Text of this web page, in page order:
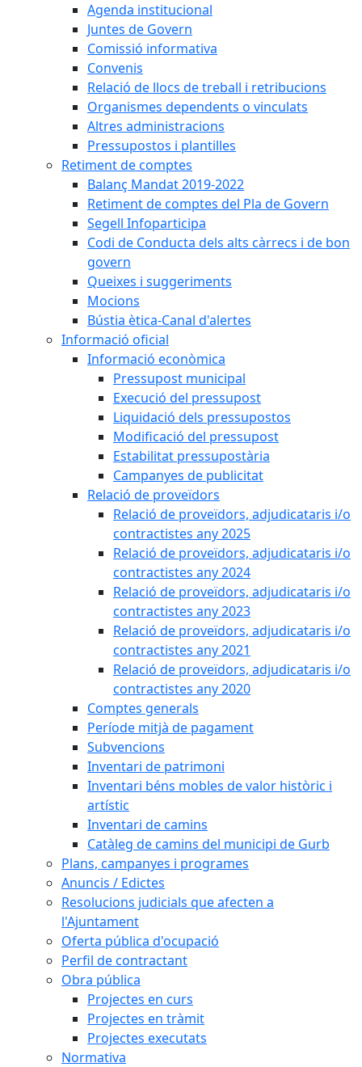
Agenda institucional
Juntes de Govern
Comissió informativa
Convenis
Relació de llocs de treball i retribucions
Organismes dependents o vinculats
Altres administracions
Pressupostos i plantilles
Retiment de comptes
Balanç Mandat 2019-2022
Retiment de comptes del Pla de Govern
Segell Infoparticipa
Codi de Conducta dels alts càrrecs i de bon
govern
Queixes i suggeriments
Mocions
Bústia ètica-Canal d'alertes
Informació oficial
Informació econòmica
Pressupost municipal
Execució del pressupost
Liquidació dels pressupostos
Modificació del pressupost
Estabilitat pressupostària
Campanyes de publicitat
Relació de proveïdors
Relació de proveïdors, adjudicataris i/o
contractistes any 2025
Relació de proveïdors, adjudicataris i/o
contractistes any 2024
Relació de proveïdors, adjudicataris i/o
contractistes any 2023
Relació de proveïdors, adjudicataris i/o
contractistes any 2021
Relació de proveïdors, adjudicataris i/o
contractistes any 2020
Comptes generals
Període mitjà de pagament
Subvencions
Inventari de patrimoni
Inventari béns mobles de valor històric i
artístic
Inventari de camins
Catàleg de camins del municipi de Gurb
Plans, campanyes i programes
Anuncis / Edictes
Resolucions judicials que afecten a
l'Ajuntament
Oferta pública d'ocupació
Perfil de contractant
Obra pública
Projectes en curs
Projectes en tràmit
Projectes executats
Normativa